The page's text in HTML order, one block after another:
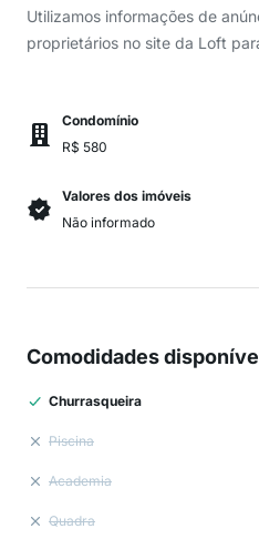
Utilizamos informações de
proprietários no site da Loft
Condomínio
R$ 580
Valores dos imóveis
Não informado
Comodidades
Churrasqueira
Piscina
Academia
Quadra